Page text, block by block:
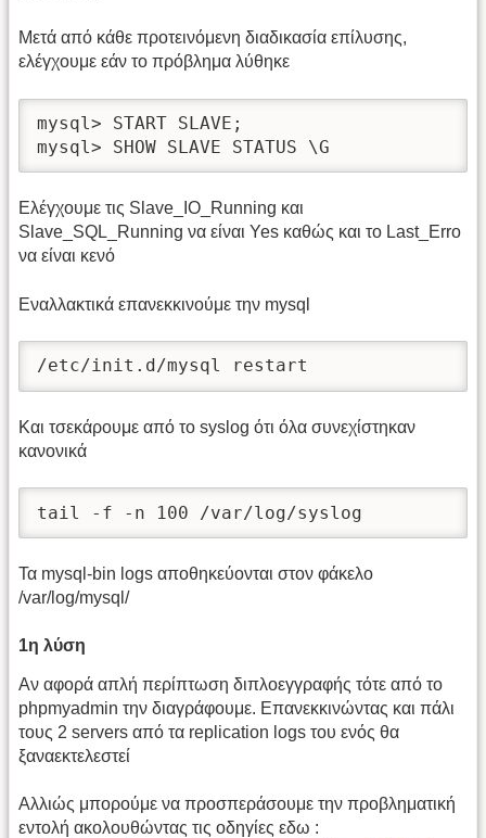
Μετά από κάθε προτεινόμενη διαδικασία επίλυσης,
ελέγχουμε εάν το πρόβλημα λύθηκε
mysql> START SLAVE;
mysql> SHOW SLAVE STATUS \G
Ελέγχουμε τις Slave_IO_Running και
Slave_SQL_Running να είναι Yes καθώς και το Last_Erro
να είναι κενό
Εναλλακτικά επανεκκινούμε την mysql
/etc/init.d/mysql restart
Και τσεκάρουμε από το syslog ότι όλα συνεχίστηκαν
κανονικά
tail -f -n 100 /var/log/syslog
Τα mysql-bin logs αποθηκεύονται στον φάκελο
/var/log/mysql/
1η λύση
Αν αφορά απλή περίπτωση διπλοεγγραφής τότε από το
phpmyadmin την διαγράφουμε. Επανεκκινώντας και πάλι
τους 2 servers από τα replication logs του ενός θα
ξαναεκτελεστεί
Αλλιώς μπορούμε να προσπεράσουμε την προβληματική
εντολή ακολουθώντας τις οδηγίες εδω :